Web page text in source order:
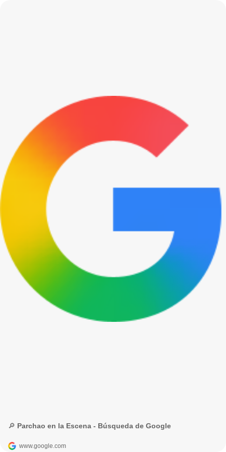
🔎 Parchao en la Escena - Búsqueda de Google
www.google.com